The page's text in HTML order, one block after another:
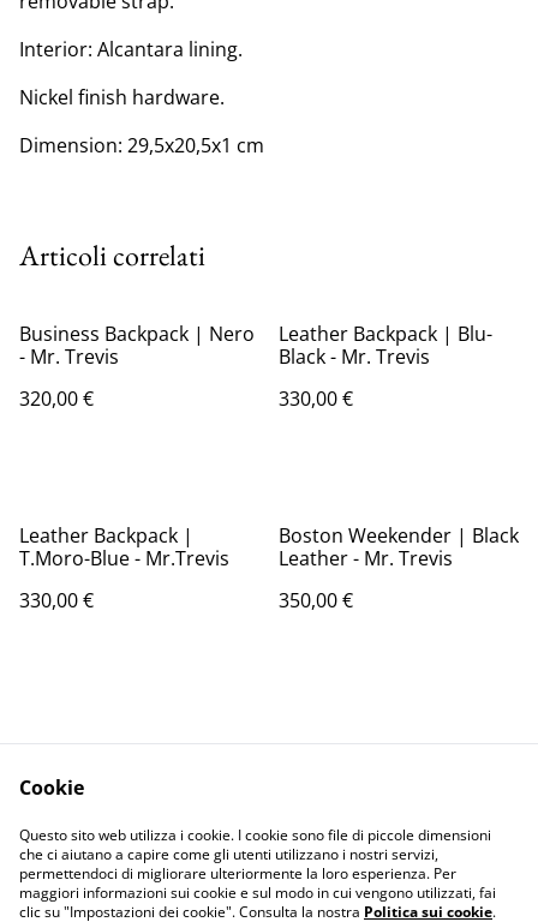
Interior: Alcantara lining.
Nickel finish hardware.
Dimension: 29,5x20,5x1 cm
Articoli correlati
Business Backpack | Nero
- Mr. Trevis
320,00 €
Leather Backpack | Blu-
Black - Mr. Trevis
330,00 €
Leather Backpack |
T.Moro-Blue - Mr.Trevis
330,00 €
Boston Weekender | Black
Leather - Mr. Trevis
350,00 €
Contact Us
Legal Terms
Privacy Policy
Cookie Policy
Cookie
Questo sito web utilizza i cookie. I cookie sono file di piccole dimensioni
che ci aiutano a capire come gli utenti utilizzano i nostri servizi,
permettendoci di migliorare ulteriormente la loro esperienza. Per
maggiori informazioni sui cookie e sul modo in cui vengono utilizzati, fai
clic su "Impostazioni dei cookie". Consulta la nostra Politica sui cookie.